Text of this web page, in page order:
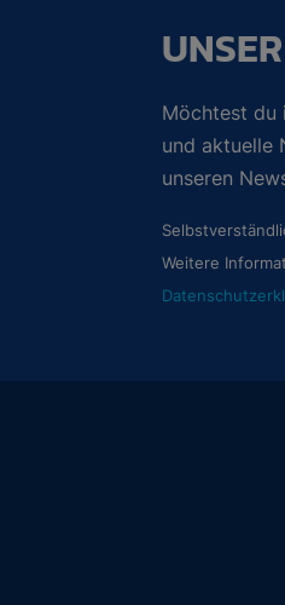
Möchtest du
und aktuelle
unseren
Weitere